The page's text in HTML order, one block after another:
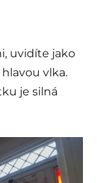
uvidíte jako
vlka.
je silná